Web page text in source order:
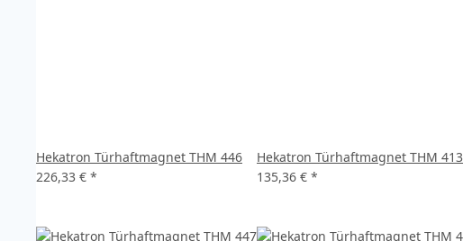
Hekatron Türhaftmagnet THM 446
226,33 € *
Hekatron Türhaftmagnet THM 413
135,36 € *